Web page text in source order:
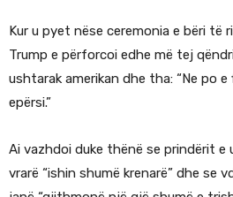
Kur u pyet nëse ceremonia e bëri
Trump e përforcoi edhe më tej
ushtarak amerikan dhe tha: “Ne po
epërsi.”
Ai vazhdoi duke thënë se prindërit e
vrarë “ishin shumë krenarë” dhe se